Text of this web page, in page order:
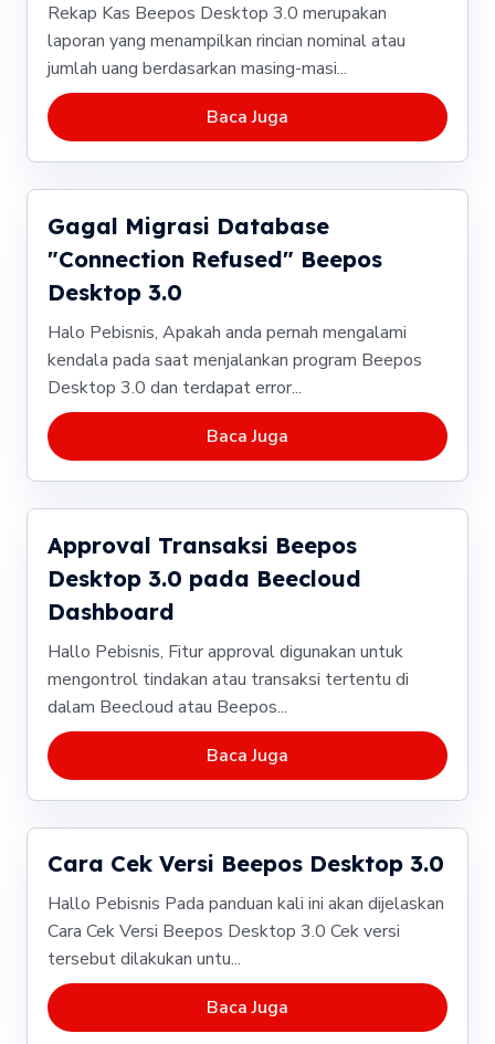
Rekap Kas Beepos Desktop 3.0 merupakan
laporan yang menampilkan rincian nominal atau
jumlah uang berdasarkan masing-masi...
Baca Juga
Gagal Migrasi Database
"Connection Refused" Beepos
Desktop 3.0
Halo Pebisnis, Apakah anda pernah mengalami
kendala pada saat menjalankan program Beepos
Desktop 3.0 dan terdapat error...
Baca Juga
Approval Transaksi Beepos
Desktop 3.0 pada Beecloud
Dashboard
Hallo Pebisnis, Fitur approval digunakan untuk
mengontrol tindakan atau transaksi tertentu di
dalam Beecloud atau Beepos...
Baca Juga
Cara Cek Versi Beepos Desktop 3.0
Hallo Pebisnis Pada panduan kali ini akan dijelaskan
Cara Cek Versi Beepos Desktop 3.0 Cek versi
tersebut dilakukan untu...
Baca Juga